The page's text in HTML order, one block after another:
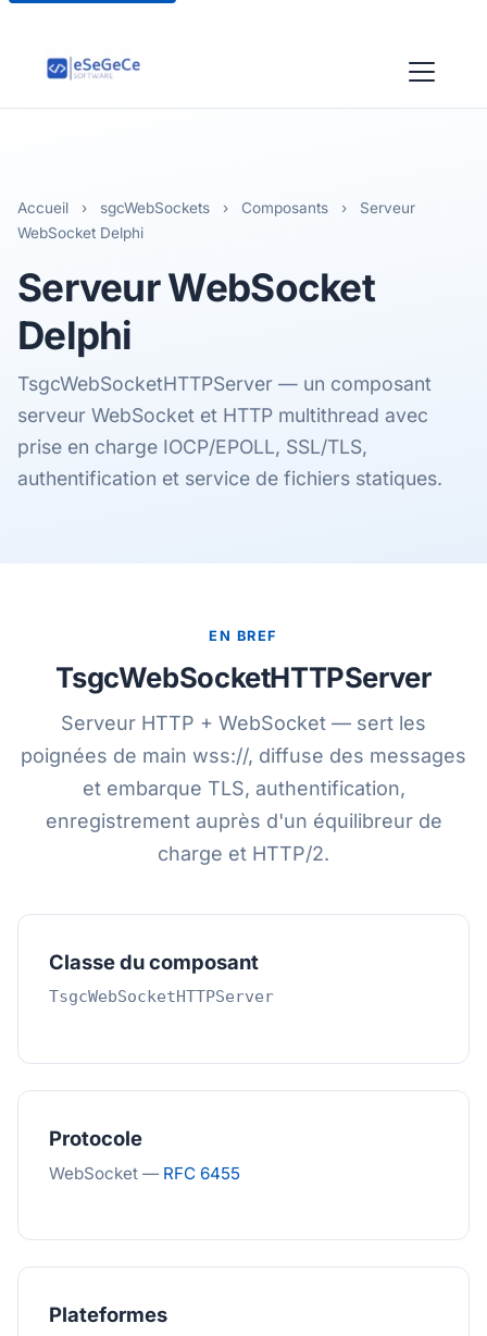
Accueil › sgcWebSockets › Composants ›
Serveur
WebSocket Delphi
Serveur WebSocket
Delphi
TsgcWebSocketHTTPServer — un composant
serveur WebSocket et HTTP multithread avec
prise en charge IOCP/EPOLL, SSL/TLS,
authentification et service de fichiers statiques.
EN BREF
TsgcWebSocketHTTPServer
Serveur HTTP + WebSocket — sert les
poignées de main wss://, diffuse des messages
et embarque TLS, authentification,
enregistrement auprès d'un équilibreur de
charge et HTTP/2.
Classe du composant
TsgcWebSocketHTTPServer
Protocole
WebSocket — RFC 6455
Plateformes